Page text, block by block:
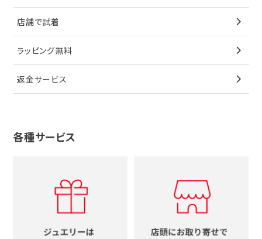
ペンダントトップ
ブローチ
その他
ノーブランドジュエリーをすべて見る
ブレスレット
ペンダントトップ
ブローチ
その他
ティファニー
ブルガリ
グッチ
サングラス
シューズ
香水
シャネル
コーチ
シャネル
タグホイヤー
カルティエ
セイコー
メンズ時計
時計をすべて見る
カルティエ
ウノアエレ
4℃
グッチ
ルイヴィトン
エルメス
星
リボン
花
十字架
イニシャル
店舗で試着
ラッピング無料
返金サービス
各種サービス